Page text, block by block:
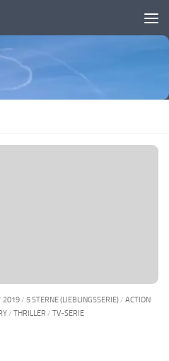
2019/ 5 STERNE (LIEBLINGSSERIE)/ ACTION
/ THRILLER / TV-SERIE